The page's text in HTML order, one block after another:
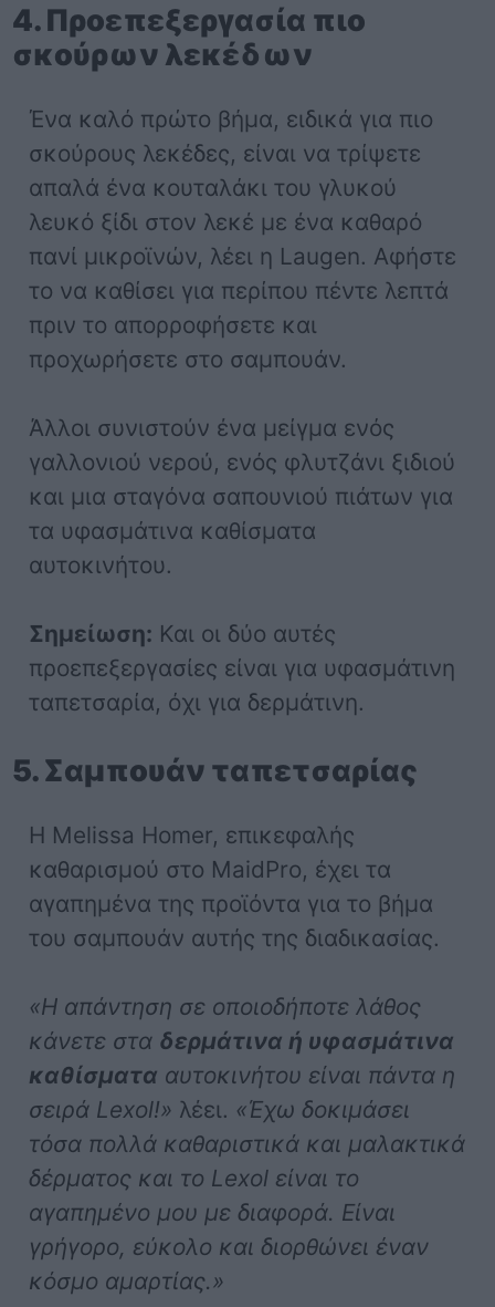
4. Προεπεξεργασία πιο
σκούρων λεκέδων
Ένα καλό πρώτο βήμα, ειδικά για πιο
σκούρους λεκέδες, είναι να τρίψετε
απαλά ένα κουταλάκι του γλυκού
λευκό ξίδι στον λεκέ με ένα καθαρό
πανί μικροϊνών, λέει η Laugen. Αφήστε
το να καθίσει για περίπου πέντε λεπτά
πριν το απορροφήσετε και
προχωρήσετε στο σαμπουάν.
Άλλοι συνιστούν ένα μείγμα ενός
γαλλονιού νερού, ενός φλυτζάνι ξιδιού
και μια σταγόνα σαπουνιού πιάτων για
τα υφασμάτινα καθίσματα
αυτοκινήτου.
Σημείωση: Και οι δύο αυτές
προεπεξεργασίες είναι για υφασμάτινη
ταπετσαρία, όχι για δερμάτινη.
5. Σαμπουάν ταπετσαρίας
Η Melissa Homer, επικεφαλής
καθαρισμού στο MaidPro, έχει τα
αγαπημένα της προϊόντα για το βήμα
του σαμπουάν αυτής της διαδικασίας.
«Η απάντηση σε οποιοδήποτε λάθος
κάνετε στα δερμάτινα ή υφασμάτινα
καθίσματα αυτοκινήτου είναι πάντα η
σειρά Lexol!» λέει. «Έχω δοκιμάσει
τόσα πολλά καθαριστικά και μαλακτικά
δέρματος και το Lexol είναι το
αγαπημένο μου με διαφορά. Είναι
γρήγορο, εύκολο και διορθώνει έναν
κόσμο αμαρτίας.»